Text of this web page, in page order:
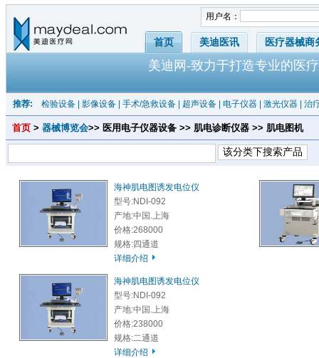
用户名：
首页 美迪医讯 医疗器械商
美迪网-致力于打造专业的医
推荐: 检验设备 影像设备 手术/急救设备 超声设备 电子仪器 激光仪器 治
首页 > 器械博览会>> 医用电子仪器设备 >> 肌电诊断仪器 >> 肌电图机
海神肌电图诱发电位仪
型号:NDI-092
产地:中国.上海
价格:268000
规格:四通道
详细介绍
海神肌电图诱发电位仪
型号:NDI-092
产地:中国.上海
价格:238000
规格:二通道
详细介绍